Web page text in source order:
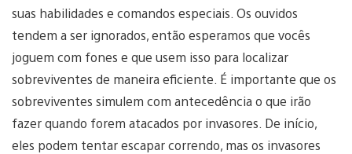
suas habilidades e comandos especiais. Os ouvidos
tendem a ser ignorados, então esperamos que vocês
joguem com fones e que usem isso para localizar
sobreviventes de maneira eficiente. É importante que os
sobreviventes simulem com antecedência o que irão
fazer quando forem atacados por invasores. De início,
eles podem tentar escapar correndo, mas os invasores